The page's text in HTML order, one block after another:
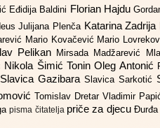
Eđidija Baldini Florian Hajdu
Julijana Plenča Katarina Zadrija
Mario Kovačević Mario
Pelikan Mirsada Madžarević
Nikola Šimić ToninOleg Antonić
Slavica GazibaraSlavica Sarkotić
Tomislav Dretar Vladimir
pisma čitatelja priče za djecu Đurđa